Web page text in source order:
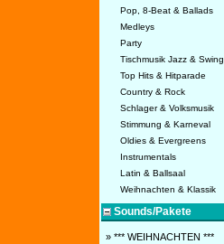
Pop, 8-Beat & Ballads
Medleys
Party
Tischmusik Jazz & Swing
Top Hits & Hitparade
Country & Rock
Schlager & Volksmusik
Stimmung & Karneval
Oldies & Evergreens
Instrumentals
Latin & Ballsaal
Weihnachten & Klassik
Sounds/Pakete
» *** WEIHNACHTEN ***